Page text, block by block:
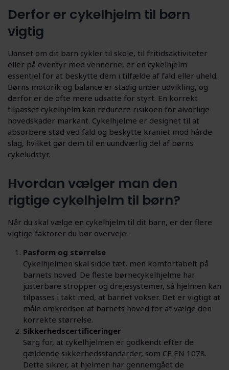
Derfor er cykelhjelm til børn
vigtig
Uanset om dit barn cykler til skole, til fritidsaktiviteter
eller på eventyr med vennerne, er en cykelhjelm
essentiel for at beskytte dem i tilfælde af fald eller uheld.
Børns motorik og balance er stadig under udvikling, og
derfor er de ofte mere udsatte for styrt. En korrekt
tilpasset cykelhjelm kan reducere risikoen for alvorlige
hovedskader markant. Cykelhjelme er designet til at
absorbere stød ved fald og beskytte kraniet mod hårde
slag, hvilket gør dem til en uundværlig del af børns
cykeludstyr.
Hvordan vælger man den
rigtige cykelhjelm til børn?
Når du skal vælge en cykelhjelm til dit barn, er der flere
vigtige faktorer du bør overveje:
Pasform og størrelse
Cykelhjelmen skal sidde tæt, men komfortabelt på
barnets hoved. De fleste børnecykelhjelme har
justerbare stropper og drejesystemer, så hjelmen kan
tilpasses i takt med, at barnet vokser. Det er vigtigt at
måle omkredsen af barnets hoved for at vælge den
korrekte størrelse.
Sikkerhedscertificeringer
Sørg for, at cykelhjelmen er godkendt efter de
gældende sikkerhedsstandarder, som CE EN 1078.
Dette sikrer, at hjelmen har gennemgået de